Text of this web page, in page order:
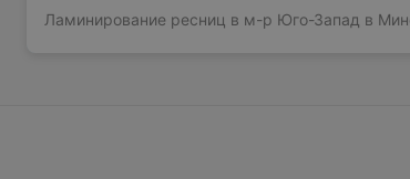
Ламинирование ресниц в м-р Юго-Запад в